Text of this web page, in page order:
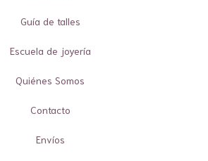
Guía de talles
Escuela de joyería
Quiénes Somos
Contacto
Envíos